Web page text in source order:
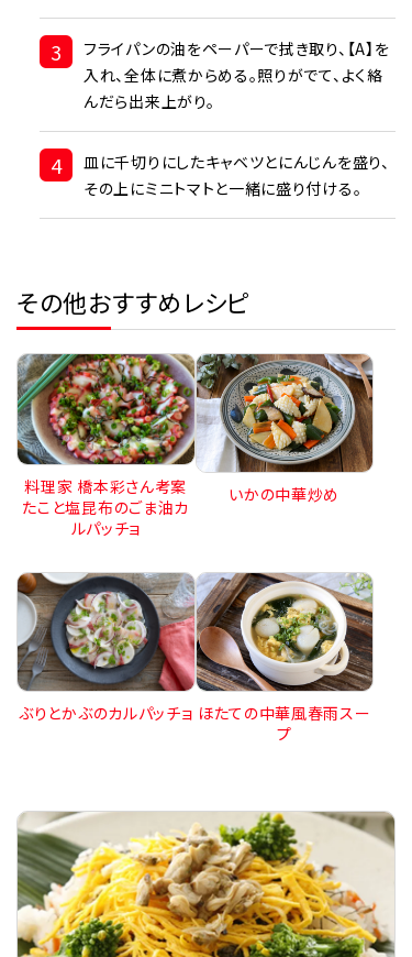
3
フライパンの油をペーパーで拭き取り、【A】を
入れ、全体に煮からめる。照りがでて、よく絡
んだら出来上がり。
4
皿に千切りにしたキャベツとにんじんを盛り、
その上にミニトマトと一緒に盛り付ける。
その他おすすめレシピ
料理家 橋本彩さん考案
たこと塩昆布のごま油カ
ルパッチョ
いかの中華炒め
ぶりとかぶのカルパッチョ ほたての中華風春雨スー
プ